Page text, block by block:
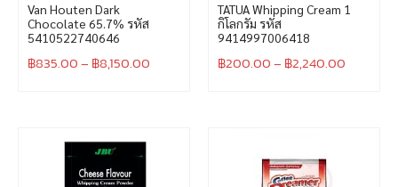
Van Houten Dark
Chocolate 65.7% รหัส
5410522740646
฿835.00– ฿8,150.00
TATUA Whipping Cream 1
กิโลกรัม รหัส
9414997006418
฿200.00– ฿2,240.00